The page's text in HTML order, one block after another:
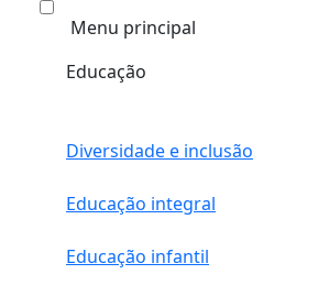
Menu principal
Educação
Diversidade e inclusão
Educação integral
Educação infantil